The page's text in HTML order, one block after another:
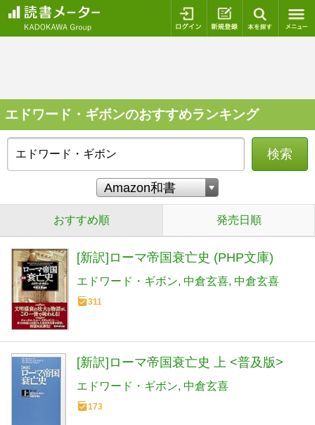
ログイン 新規登録
エドワード・ギボンのおすすめランキング
検索
おすすめ順 発売日順
[新訳]ローマ帝国衰亡史 (PHP文庫)
エドワード・ギボン 中倉玄喜 中倉玄喜
311
[新訳]ローマ帝国衰亡史 上 <普及版>
エドワード・ギボン 中倉玄喜
173